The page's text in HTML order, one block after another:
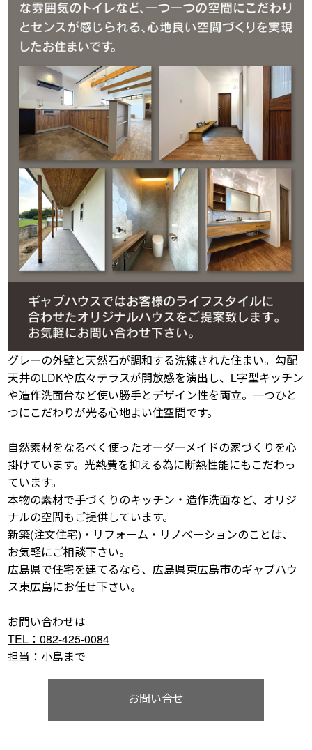
グレーの外壁と天然石が調和する洗練された住まい。勾配
天井のLDKや広々テラスが開放感を演出し、L字型キッチン
や造作洗面台など使い勝手とデザイン性を両立。一つひと
つにこだわりが光る心地よい住空間です。
自然素材をなるべく使ったオーダーメイドの家づくりを心
掛けています。光熱費を抑える為に断熱性能にもこだわっ
ています。
本物の素材で手づくりのキッチン・造作洗面など、オリジ
ナルの空間もご提供しています。
新築(注文住宅)・リフォーム・リノベーションのことは、
お気軽にご相談下さい。
広島県で住宅を建てるなら、広島県東広島市のギャブハウ
ス東広島にお任せ下さい。
お問い合わせは
TEL：082-425-0084
担当：小島まで
お問い合せ